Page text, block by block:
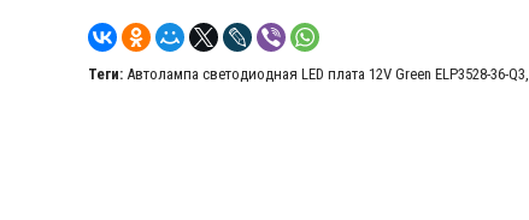
Теги: Автолампа светодиодная LED плата 12V Green ELP3528-36-Q3,